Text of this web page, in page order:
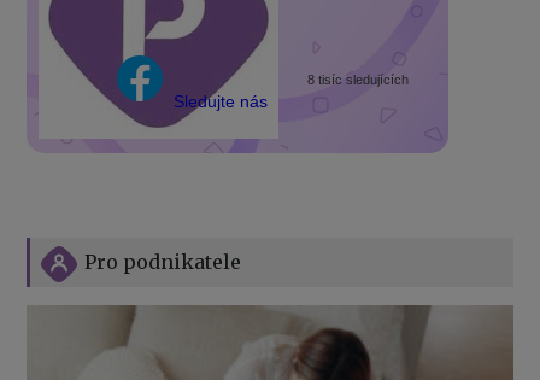
Sledujte nás
8 tisíc sledujících
Pro podnikatele